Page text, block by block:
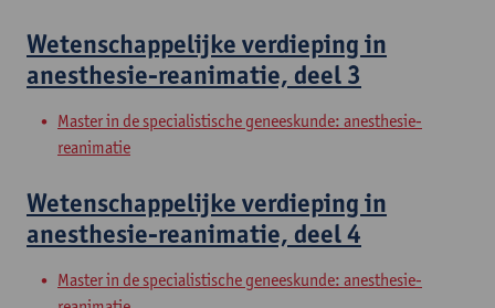
Wetenschappelijke verdieping in
anesthesie-reanimatie, deel 3
Master in de specialistische geneeskunde: anesthesie-
reanimatie
Wetenschappelijke verdieping in
anesthesie-reanimatie, deel 4
Master in de specialistische geneeskunde: anesthesie-